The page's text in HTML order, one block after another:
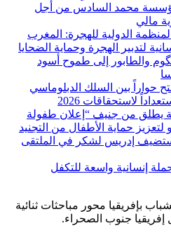
بمؤسسة محمد السادس من أجل
مالي
الدولية للهجرة: المغرب
لتدبير الهجرة وحماية الضحايا
والطابور إلى طموح أسود
حواراً بين السلك الدبلوماسي
لاستحقاقات 2026
يطلق من جنيف “إعلان طفولة
لتعزيز حماية الأطفال من التجنيد
إدريس لشكر في الملتقى
إنسانية واسعة للتكفل
بإفريقيا محور مباحثات ثنائية
إفريقيا جنوب الصحراء.